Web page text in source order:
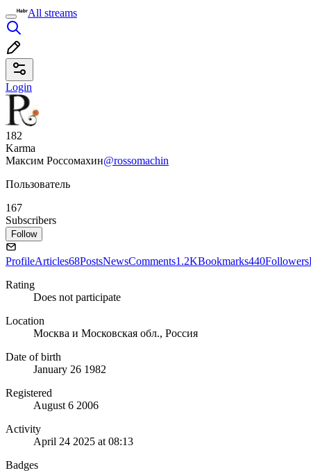
All streams
Login
182
Karma
Максим Россомахин@rossomachin
Пользователь
167
Subscribers
Follow
ProfileArticles68PostsNewsComments1.2KBookmarks440Followers
Rating
Does not participate
Location
Москва и Московская обл., Россия
Date of birth
January 26 1982
Registered
August 6 2006
Activity
April 24 2025 at 08:13
Badges